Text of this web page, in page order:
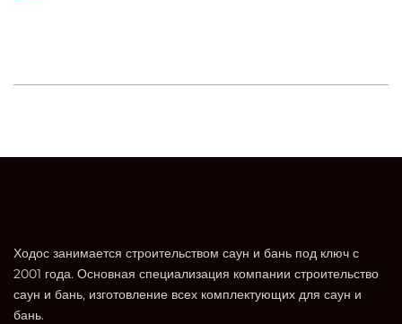
Ходос занимается строительством саун и бань под ключ с
2001 года. Основная специализация компании строительство
саун и бань, изготовление всех комплектующих для саун и
бань.